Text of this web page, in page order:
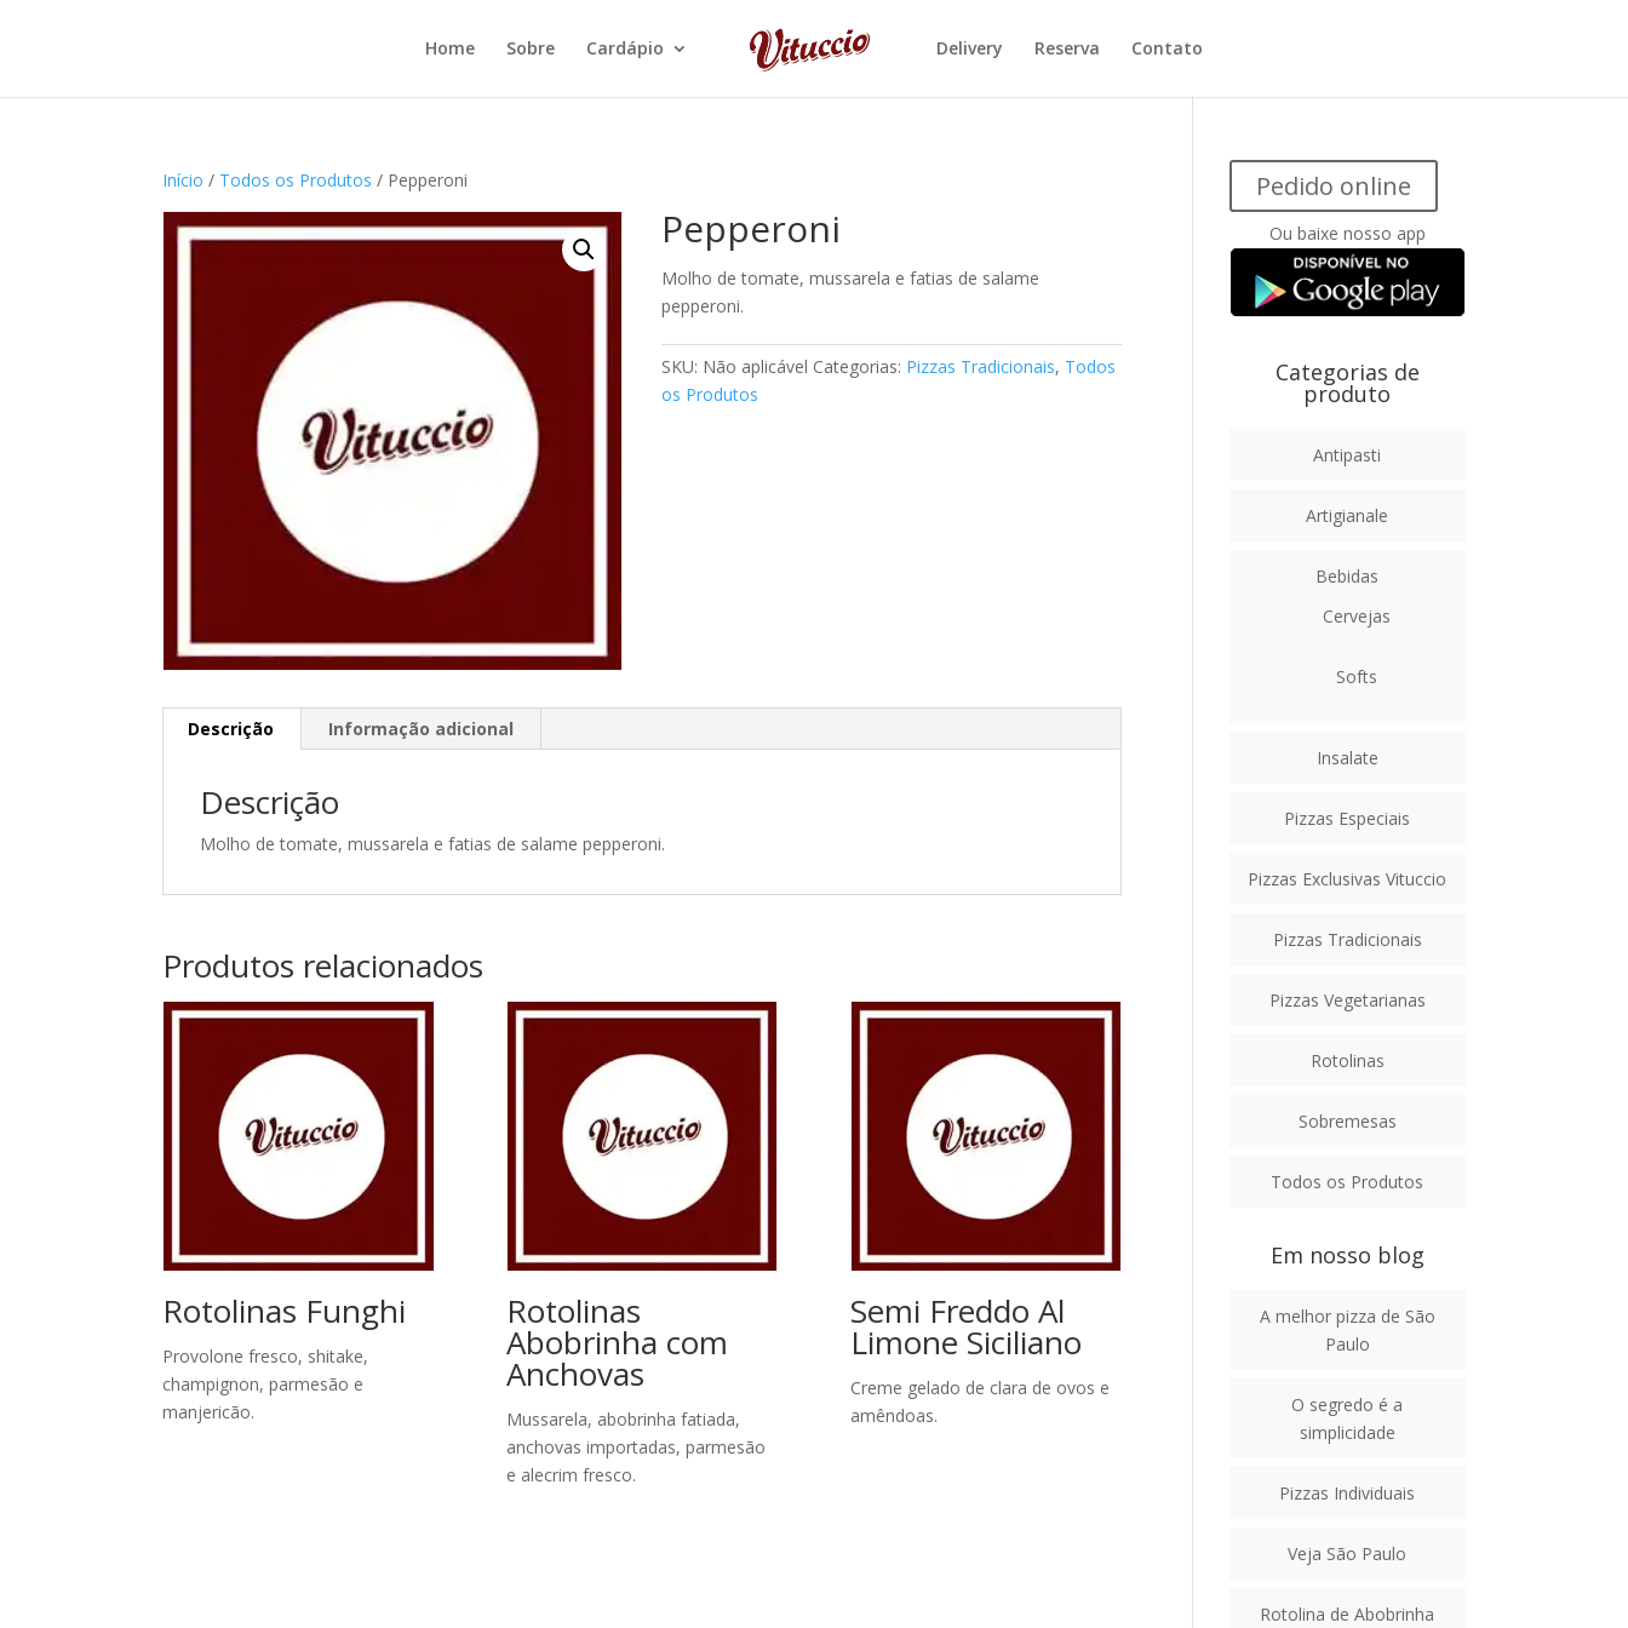
Home Sobre Cardápio Delivery Reserva Contato
Início / Todos os Produtos / Pepperoni
Pepperoni
Molho de tomate, mussarela e fatias de salame
pepperoni.
SKU: Não aplicável Categorias: Pizzas Tradicionais, Todos
os Produtos
Descrição Informação adicional
Descrição
Molho de tomate, mussarela e fatias de salame pepperoni.
Produtos relacionados
Rotolinas Funghi
Provolone fresco, shitake,
champignon, parmesão e
manjericão.
Rotolinas
Abobrinha com
Anchovas
Mussarela, abobrinha fatiada,
anchovas importadas, parmesão
e alecrim fresco.
Semi Freddo Al
Limone Siciliano
Creme gelado de clara de ovos e
amêndoas.
Pedido online
Ou baixe nosso app
Categorias de
produto
Antipasti
Artigianale
Bebidas
Cervejas
Softs
Insalate
Pizzas Especiais
Pizzas Exclusivas Vituccio
Pizzas Tradicionais
Pizzas Vegetarianas
Rotolinas
Sobremesas
Todos os Produtos
Em nosso blog
A melhor pizza de São
Paulo
O segredo é a
simplicidade
Pizzas Individuais
Veja São Paulo
Rotolina de Abobrinha